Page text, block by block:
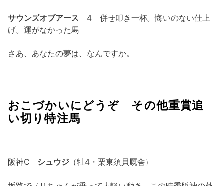
サウンズオブアース 4 併せ叩き一杯。悔いのない仕上
げ。運がなかった馬
さあ、あなたの夢は、なんですか。
おこづかいにどうぞ その他重賞追
い切り特注馬
阪神C シュウジ （牡4・栗東須貝厩舎）